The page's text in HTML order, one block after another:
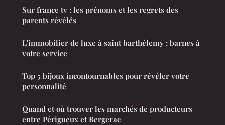
Sur france tv : les prénoms et les regrets des
parents révélés
L'immobilier de luxe à saint barthélemy : barnes à
votre service
Top 5 bijoux incontournables pour révéler votre
personnalité
Quand et où trouver les marchés de producteurs
entre Périgueux et Bergerac